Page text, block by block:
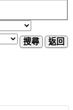
搜尋 返回